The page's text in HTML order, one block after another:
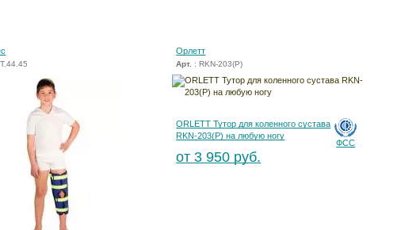
Орлетт
Арт. : RKN-203(P)
ФСС
ORLETT Тутор для коленного сустава
RKN-203(P) на любую ногу
от 3 950 руб.